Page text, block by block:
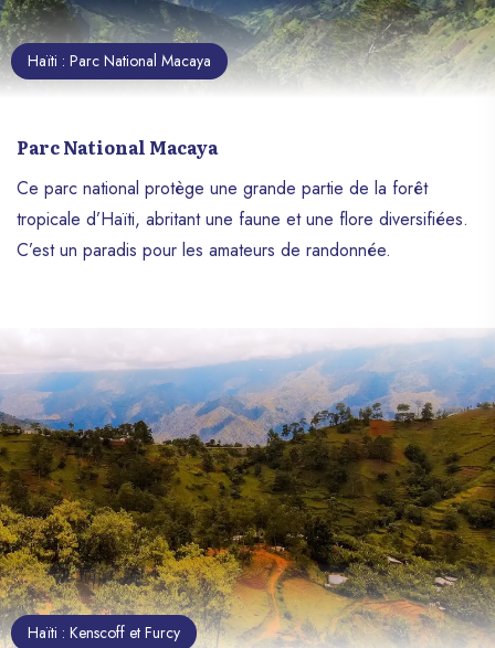
Haïti : Parc National Macaya
Parc National Macaya
Ce parc national protège une grande partie de la forêt
tropicale d’Haïti, abritant une faune et une flore diversifiées.
C’est un paradis pour les amateurs de randonnée.
Haïti : Kenscoff et Furcy